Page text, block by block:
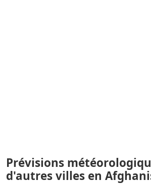
Prévisions
d'autres villes en